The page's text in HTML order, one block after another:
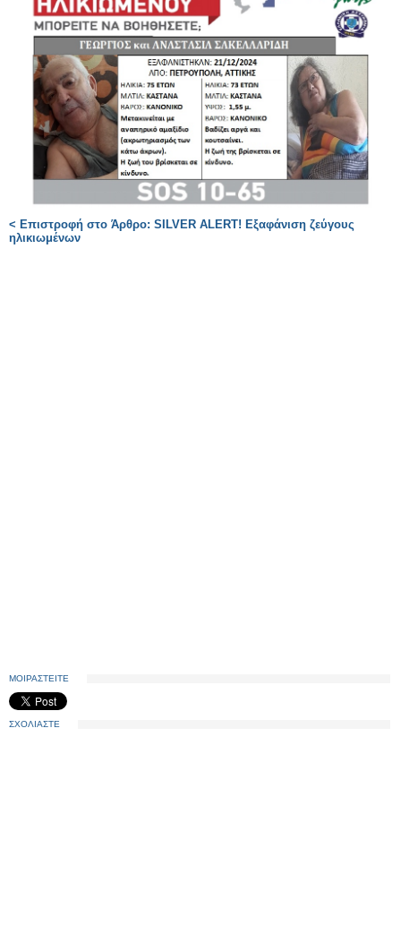
< Επιστροφή στο Άρθρο: SILVER ALERT! Εξαφάνιση ζεύγους
ηλικιωμένων
ΜΟΙΡΑΣΤΕΙΤΕ
ΣΧΟΛΙΑΣΤΕ